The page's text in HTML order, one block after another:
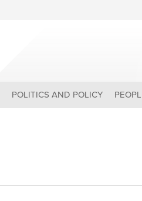
POLITICS AND POLICY